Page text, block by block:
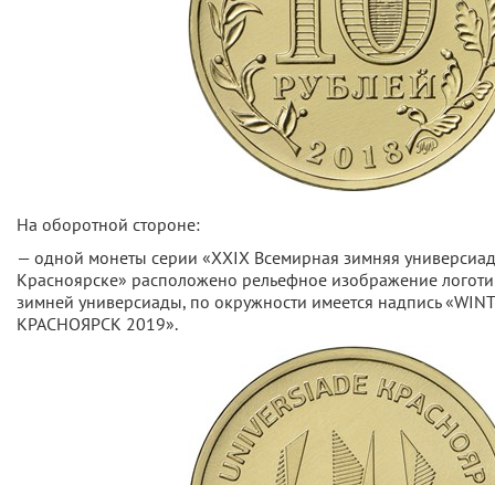
На оборотной стороне:
— одной монеты серии «ХХIХ Всемирная зимняя
Красноярске» расположено рельефное изображение
зимней универсиады, по окружности имеется надпись
КРАСНОЯРСК 2019».